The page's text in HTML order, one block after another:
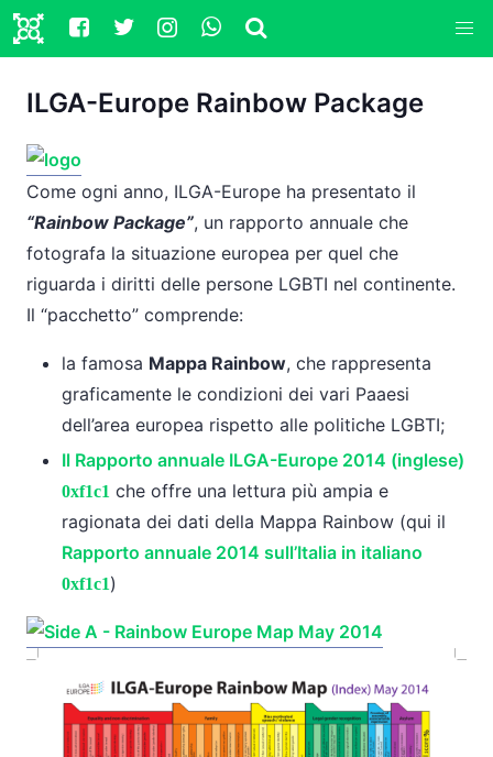
ILGA-Europe Rainbow Package
Come ogni anno, ILGA-Europe ha presentato il
“Rainbow Package”, un rapporto annuale che
fotografa la situazione europea per quel che
riguarda i diritti delle persone LGBTI nel continente.
Il “pacchetto” comprende:
la famosa Mappa Rainbow, che rappresenta
graficamente le condizioni dei vari Paaesi
dell’area europea rispetto alle politiche LGBTI;
Il Rapporto annuale ILGA-Europe 2014 (inglese)
che offre una lettura più ampia e
ragionata dei dati della Mappa Rainbow (qui il
Rapporto annuale 2014 sull’Italia in italiano
)